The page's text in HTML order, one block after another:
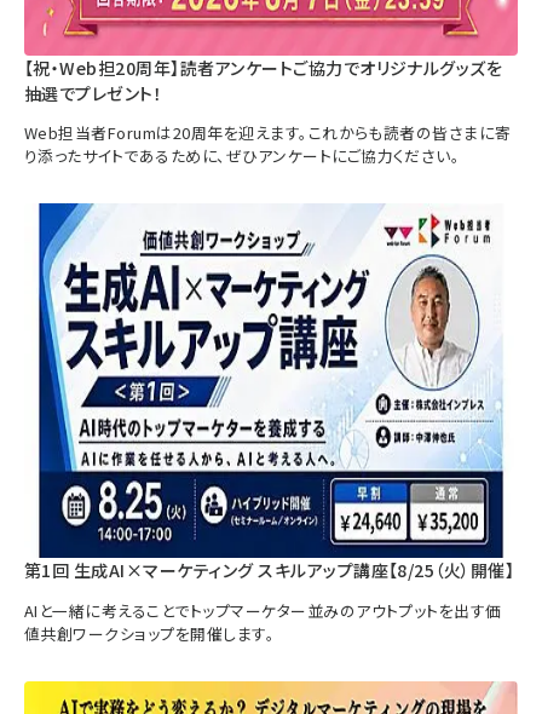
【祝・Web担20周年】読者アンケートご協力でオリジナルグッズを
抽選でプレゼント！
Web担当者Forumは20周年を迎えます。これからも読者の皆さまに寄
り添ったサイトであるために、ぜひアンケートにご協力ください。
第1回 生成AI×マーケティング スキルアップ講座【8/25（火）開催】
AIと一緒に考えることでトップマーケター並みのアウトプットを出す価
値共創ワークショップを開催します。